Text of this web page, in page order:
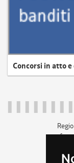
Concorsi in atto
c.f.